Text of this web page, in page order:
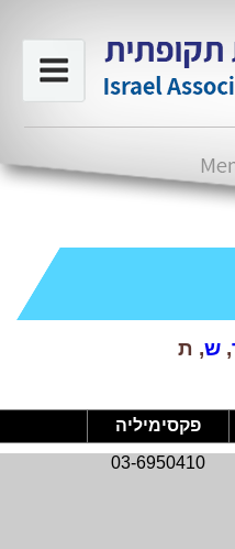
, ש, ת
פקסימיליה
03-6950410